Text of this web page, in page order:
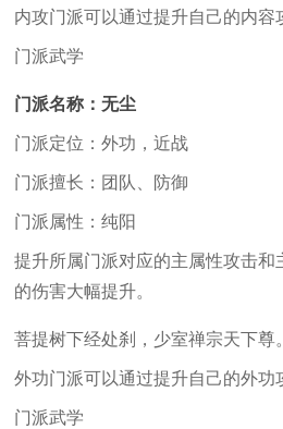
内攻门派可以通过提升自己的内容
门派武学
门派名称：无尘
门派定位：外功，近战
门派擅长：团队、防御
门派属性：纯阳
提升所属门派对应的主属性攻击和
的伤害大幅提升。
菩提树下经处刹，少室禅宗天下尊。
外功门派可以通过提升自己的外功
门派武学